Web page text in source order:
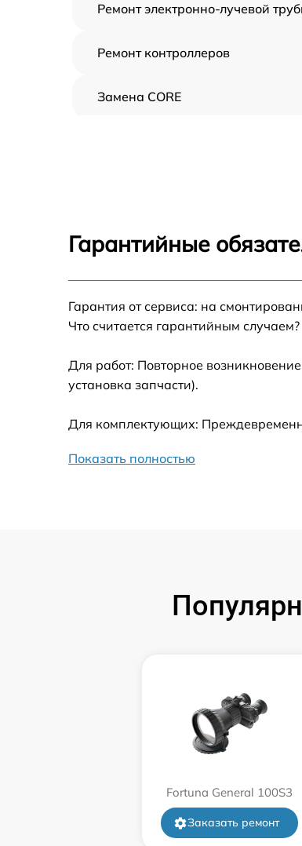
Ремонт электронно-лучевой
Ремонт контроллеров
Замена CORE
Ремонт встроенного
других устройств
Замена микросхемы логики
Ремонт цепи питания
Прошивка (Обновление ПО)
Ремонт платы управления
Восстановление после
Гарантийные
Гарантия от сервиса: на
Что считается гарантийным случаем?
Для работ: Повторное
установка запчасти).
Для комплектующих:
Показать полностью
Fortuna General 100S3
Заказать ремонт